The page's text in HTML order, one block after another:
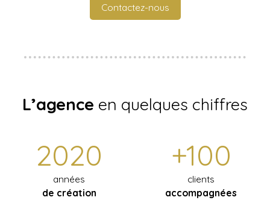
Contactez-nous
L’agence en quelques chiffres
2020
années
de création
+100
clients
accompagnées